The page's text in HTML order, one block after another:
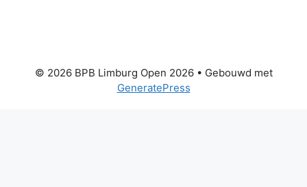
© 2026 BPB Limburg Open 2026• Gebouwd met
GeneratePress